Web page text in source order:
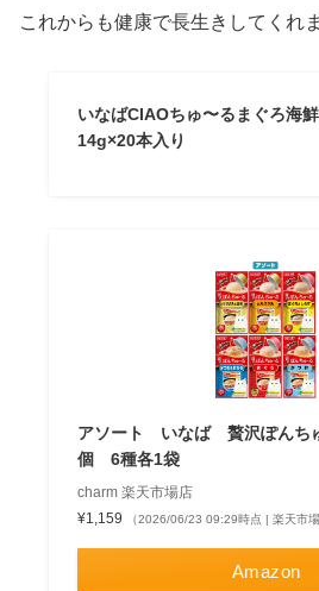
これからも健康で長生きしてくれ
いなばCIAOちゅ〜るまぐろ海
14g×20本入り
アソート いなば 贅沢ぽんち
個 6種各1袋
charm 楽天市場店
¥1,159
（2026/06/23 09:29時点 | 楽天市場
Amazon